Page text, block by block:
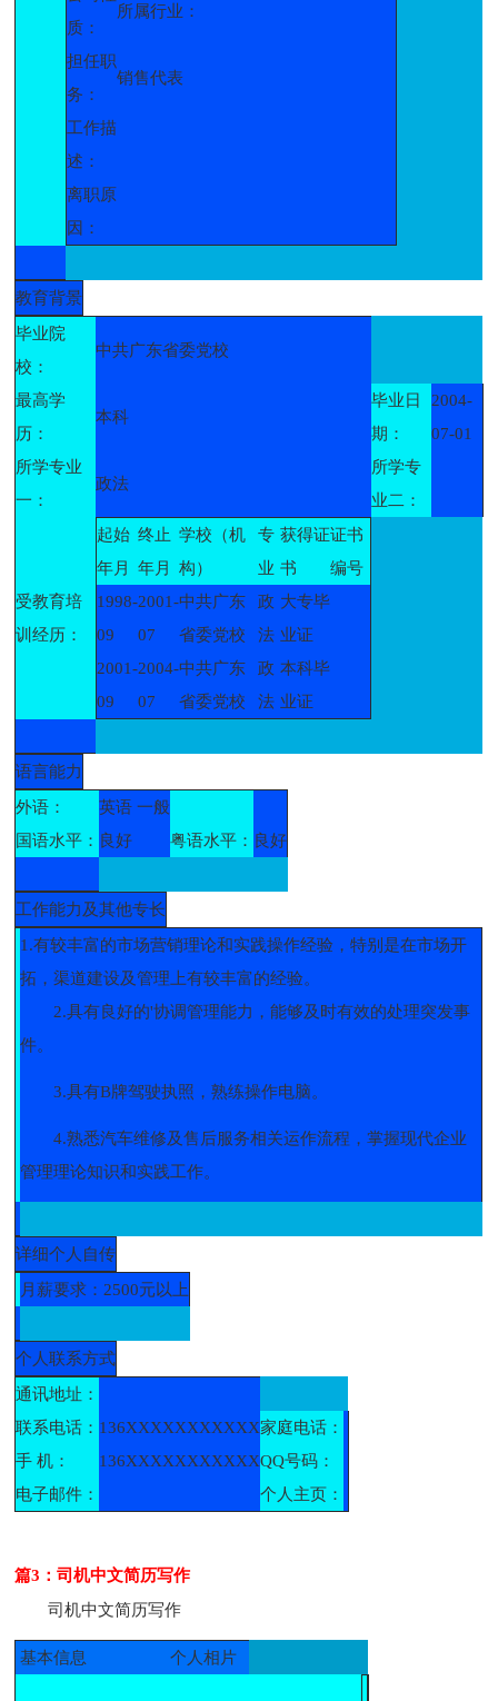
质：
所属行业：
担任职
务：
销售代表
工作描
述：
离职原
因：
教育背景
毕业院
校：
中共广东省委党校
最高学
历：
本科
毕业日
期：
2004-
07-01
所学专业
一：
政法
所学专
业二：
受教育培
训经历：
起始
年月
终止
年月
学校（机
构）
专
业
获得证
书
证书
编号
1998-
09
2001-
07
中共广东
省委党校
政
法
大专毕
业证
2001-
09
2004-
07
中共广东
省委党校
政
法
本科毕
业证
语言能力
外语：
英语 一般
国语水平： 良好 粤语水平： 良好
工作能力及其他专长
1.有较丰富的市场营销理论和实践操作经验，特别是在市场开
拓，渠道建设及管理上有较丰富的经验。
2.具有良好的'协调管理能力，能够及时有效的处理突发事
件。
3.具有B牌驾驶执照，熟练操作电脑。
4.熟悉汽车维修及售后服务相关运作流程，掌握现代企业
管理理论知识和实践工作。
详细个人自传
月薪要求：2500元以上
个人联系方式
通讯地址：
联系电话： 136XXXXXXXXXXX家庭电话：
手 机：
136XXXXXXXXXXXQQ号码：
电子邮件：
个人主页：
篇3：司机中文简历写作
司机中文简历写作
基本信息 个人相片